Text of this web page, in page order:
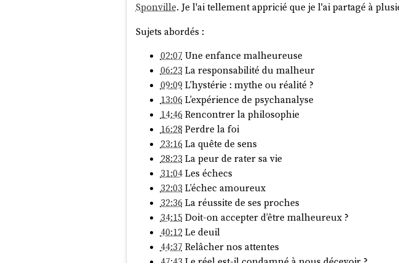
Sponville. Je l'ai tellement appricié que je l'ai partagé à
Sujets abordés :
02:07 Une enfance malheureuse
06:23 La responsabilité du malheur
09:09 L’hystérie : mythe ou réalité ?
13:06 L’expérience de psychanalyse
14:46 Rencontrer la philosophie
16:28 Perdre la foi
23:16 La quête de sens
28:23 La peur de rater sa vie
31:04Les échecs
32:03 L’échec amoureux
32:36 La réussite de ses proches
34:15 Doit-on accepter d’être malheureux ?
40:12 Le deuil
44:37 Relâcher nos attentes